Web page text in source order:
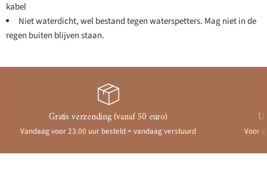
kabel
Niet waterdicht, wel bestand tegen waterspetters. Mag niet in de
regen buiten blijven staan.
Gratis verzending (vanaf 50 euro)
Vandaag voor 23.00 uur besteld = vandaag verstuurd Voor